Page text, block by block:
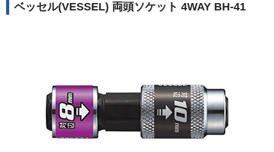
ベッセル(VESSEL) 両頭ソケット 4WAY BH-41